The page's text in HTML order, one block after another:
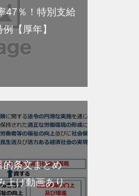
47％！特別支給
【厚年】
的条文まとめ
上げ動画あり。